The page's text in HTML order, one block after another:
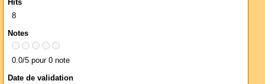
Hits
8
Notes
0.0/5 pour 0 note
Date de validation